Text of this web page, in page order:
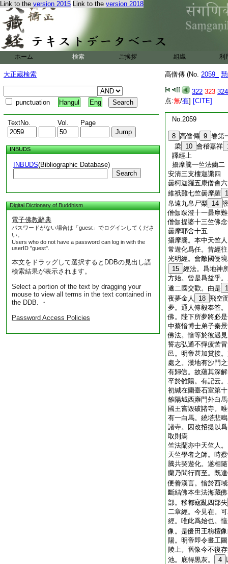
Link to the version 2015 Link to the version 2018
ホーム 検索 ご挨拶 組織 利
大正蔵検索
punctuation Hangul Eng
TextNo. Vol. Page
INBUDS
INBUDS(Bibliographic Database)
Search
Digital Dictionary of Buddhism
電子佛教辭典
パスワードがない場合は「guest」でログインしてくださ
い。
Users who do not have a password can log in with the
userID "guest".
本文をドラッグして選択するとDDBの見出し語
検索結果が表示されます。
Select a portion of the text by dragging your
mouse to view all terms in the text contained in
the DDB. ・
Password Access Policies
高僧傳 (No. 2059_
322 323 324
点:無/有] [CITE]
No.2059
8 高僧傳 9 卷第
梁 10 會稽嘉祥
譯經上
攝摩騰一竺法蘭二
安清三支樓迦讖四
曇柯迦羅五康僧會六
維祇難七竺曇摩羅
帛遠九帛尸梨 14
僧伽跋澄十一曇摩
僧伽提婆十三竺佛
曇摩耶舍十五
攝摩騰。本中天竺
常遊化爲任。昔經
光明經。會敵國侵
15 經法。爲地神
方始。曾是爲益乎
遂二國交歡。由是
夜夢金人
18 飛空
夢。通人傅毅奉答
佛。陛下所夢將必
中蔡愔博士弟子秦
佛法。愔等於彼遇
誓志弘通不憚疲苦
邑。明帝甚加賞接
處之。漢地有沙門
有歸信。故蘊其深
卒於雒陽。有記云
初緘在蘭臺石室第
雒陽城西雍門外白
國王嘗毀破諸寺。
有一白馬。繞塔悲
諸寺。因改招提以
取則焉
竺法蘭亦中天竺人
天竺學者之師。時
騰共契遊化。遂相
蘭乃間行而至。既
便善漢言。愔於西
斷結佛本生法海藏
部。移都寇亂四部失
二章經。今見在。
經。唯此爲始也。
像。是優田王栴檀
陽。明帝即令畫工
陵上。舊像今不復
池。底得黒灰。
4